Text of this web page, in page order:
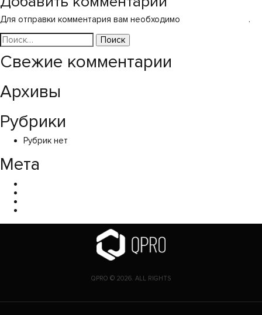
по
записям
Для отправки комментария вам необходимо
.
Найти:
Свежие комментарии
Архивы
Рубрики
Рубрик нет
Мета
QPRO © 2026. ALL RIGHTS